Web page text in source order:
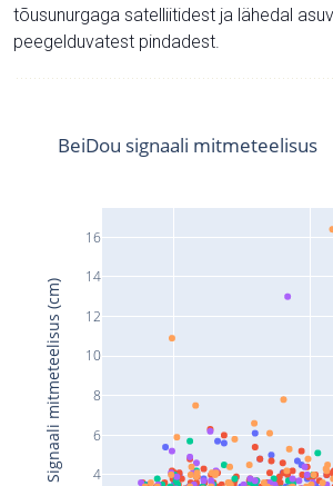
tõusunurgaga satelliitidest ja lähedal
peegelduvatest pindadest.
4
6
8
10
12
14
16
BeiDou signaali mitmeteelisus
Signaali mitmeteelisus (cm)